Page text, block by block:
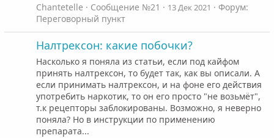
Chantetelle
Сообщение №21 13 Дек 2021
Форум:
Переговорный пункт
Налтрексон: какие побочки?
Насколько я поняла из статьи, если под кайфом
принять налтрексон, то будет так, как вы описали. А
если принимать налтрексон, и на фоне его действия
употребить наркотик, то он его просто "не возьмёт",
т.к рецепторы заблокированы. Возможно, я неверно
поняла? Но в инструкции по применению
препарата...